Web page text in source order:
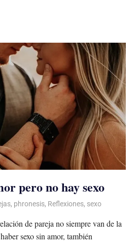
pero no hay sexo
Poco
, phronesis, Reflexiones, sexo
de pareja no siempre van de la
sexo sin amor, también